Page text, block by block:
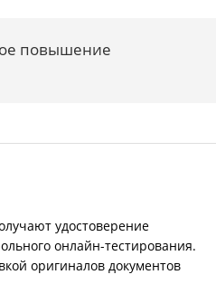
повышение
удостоверение
онлайн-тестирования.
оригиналов документов